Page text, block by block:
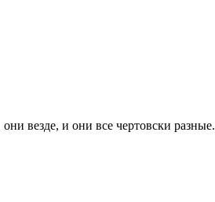
везде, и они все чертовски разные.